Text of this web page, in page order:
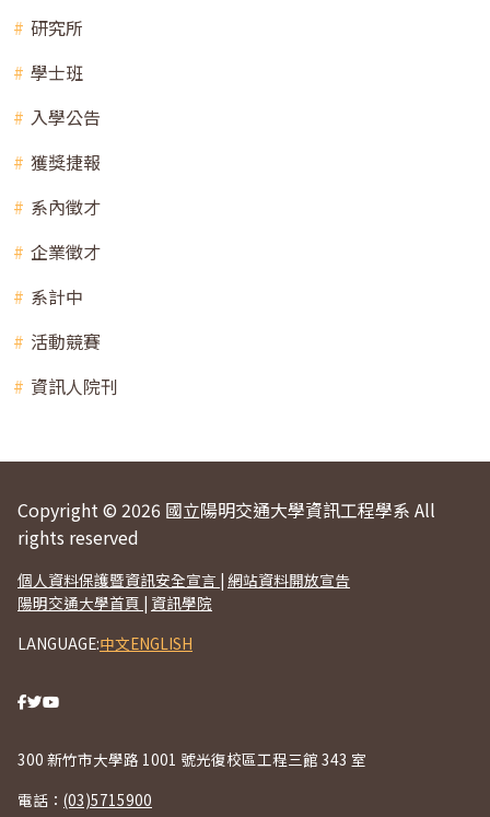
研究所
學士班
入學公告
獲獎捷報
系內徵才
企業徵才
系計中
活動競賽
資訊人院刊
Copyright © 2026 國立陽明交通大學資訊工程學系 All
rights reserved
個人資料保護暨資訊安全宣言 | 網站資料開放宣告
陽明交通大學首頁 | 資訊學院
LANGUAGE:中文ENGLISH
300 新竹市大學路 1001 號光復校區工程三館 343 室
電話： (03)5715900